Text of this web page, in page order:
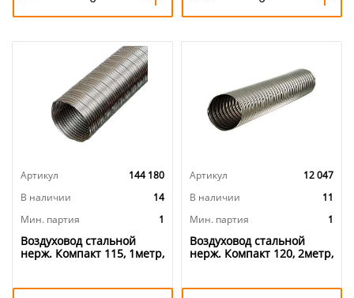
Артикул
144 180
В наличии
14
Мин. партия
1
Воздуховод стальной
нерж. Компакт 115, 1метр,
Артикул
12 047
В наличии
11
Мин. партия
1
Воздуховод стальной
нерж. Компакт 120, 2метр,